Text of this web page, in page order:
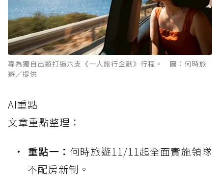
專為獨自出遊打造六支《一人旅行企劃》行程。 圖：何時旅
遊／提供
AI重點
文章重點整理：
重點一： 何時旅遊11/11起全面實施領隊
不配房新制。